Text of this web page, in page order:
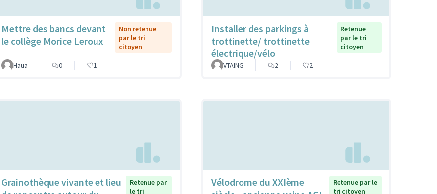
Mettre des bancs devant
le collège Morice Leroux
Non retenue
par le tri
citoyen
Haua 0 1
Installer des parkings à
trottinette/ trottinette
électrique/vélo
Retenue
par le tri
citoyen
VTAING 2 2
Grainothèque vivante et lieu
Retenue par
le tri
Vélodrome du XXIème
Retenue par le
tri citoyen